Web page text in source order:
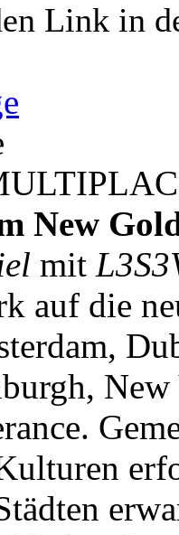
Link in
New
mit
auf die